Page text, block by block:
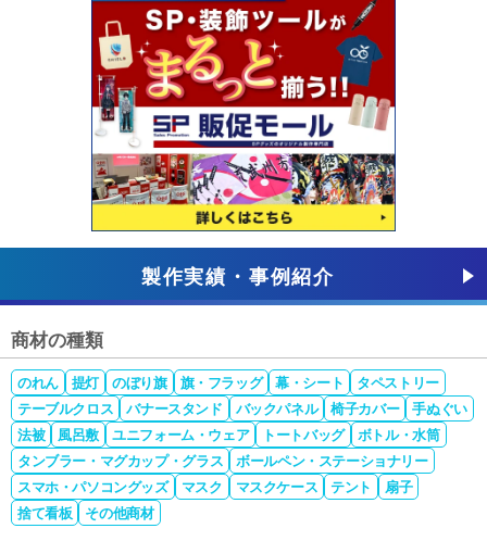
製作実績・事例紹介
商材の種類
のれん 提灯 のぼり旗 旗・フラッグ 幕・シート
タペストリー
テーブルクロス
バナースタンド バックパネル 椅子カバー
手ぬぐい
法被
風呂敷 ユニフォーム・ウェア トートバッグ
ボトル・水筒
タンブラー・マグカップ・グラス
ボールペン・ステーショナリー
スマホ・パソコングッズ
マスク マスクケース テント
扇子
捨て看板
その他商材